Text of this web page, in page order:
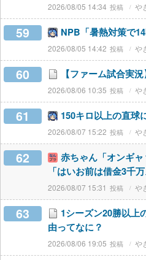
2026/08/05 14:34 や
59 NPB「暑熱対策で
2026/08/05 14:42 や
60 【ファーム試合実
2026/08/06 10:35 や
61 150キロ以上の直球
2026/08/07 15:22 や
62
赤ちゃん「オンギ
「はいお前は借金3千
2026/08/07 15:31 や
63
1シーズン20勝以上
由ってなに？
2026/08/06 19:05 や